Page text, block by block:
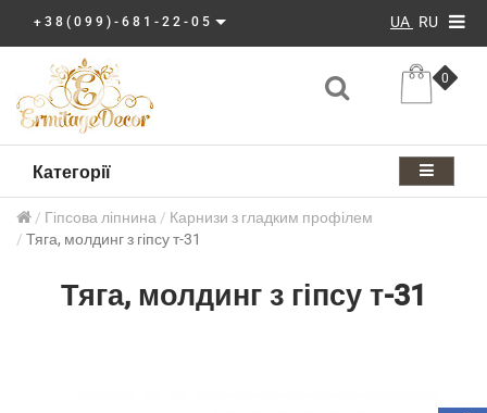
+38(099)-681-22-05 UA RU
0
Категорії
Гіпсова ліпнина
Карнизи з гладким профілем
Тяга, молдинг з гіпсу т-31
Тяга, молдинг з гіпсу т-31